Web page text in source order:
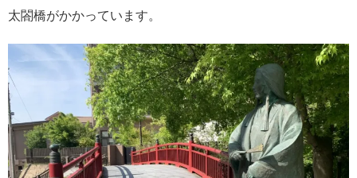
太閤橋がかかっています。